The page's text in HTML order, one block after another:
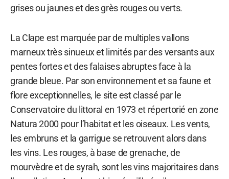
grises ou jaunes et des grès rouges ou verts.
La Clape est marquée par de multiples vallons
marneux très sinueux et limités par des versants aux
pentes fortes et des falaises abruptes face à la
grande bleue. Par son environnement et sa faune et
flore exceptionnelles, le site est classé par le
Conservatoire du littoral en 1973 et répertorié en zone
Natura 2000 pour l’habitat et les oiseaux. Les vents,
les embruns et la garrigue se retrouvent alors dans
les vins. Les rouges, à base de grenache, de
mourvèdre et de syrah, sont les vins majoritaires dans